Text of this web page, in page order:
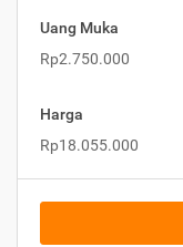
Uang Muka
Rp2.750.000
Harga
Rp18.055.000